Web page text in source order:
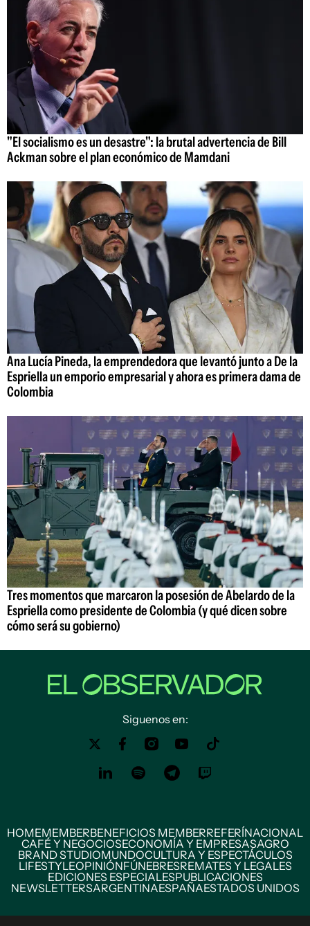
"El socialismo es un desastre": la brutal advertencia de Bill
Ackman sobre el plan económico de Mamdani
Ana Lucía Pineda, la emprendedora que levantó junto a De la
Espriella un emporio empresarial y ahora es primera dama de
Colombia
Tres momentos que marcaron la posesión de Abelardo de la
Espriella como presidente de Colombia (y qué dicen sobre
cómo será su gobierno)
Siguenos en:
HOMEMEMBERBENEFICIOS MEMBERREFERÍNACIONAL
CAFÉ Y NEGOCIOSECONOMÍA Y EMPRESASAGRO
BRAND STUDIOMUNDOCULTURA Y ESPECTÁCULOS
LIFESTYLEOPINIÓNFÚNEBRESREMATES Y LEGALES
EDICIONES ESPECIALESPUBLICACIONES
NEWSLETTERSARGENTINAESPAÑAESTADOS UNIDOS